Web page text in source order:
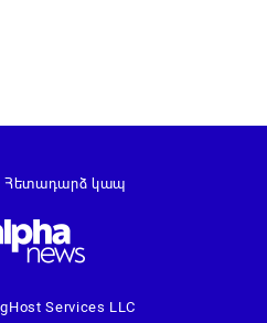
Services LLC
Հետադարձ կապ